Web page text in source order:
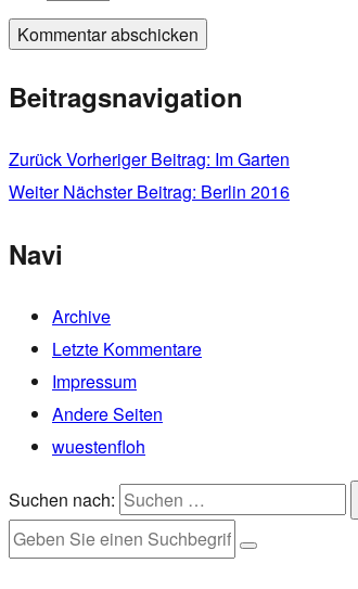
Beitragsnavigation
ZurückVorheriger Beitrag: Im Garten
Weiter Nächster Beitrag: Berlin 2016
Navi
Archive
Letzte Kommentare
Impressum
Andere Seiten
wuestenfloh
Suchen nach: